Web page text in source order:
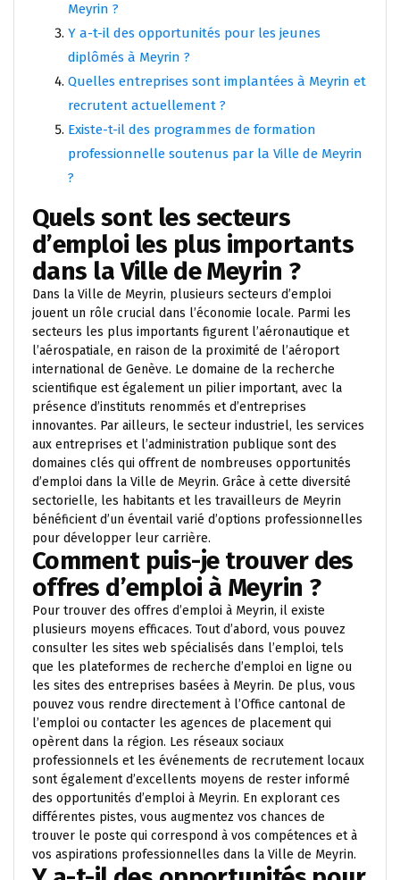
Meyrin ?
Y a-t-il des opportunités pour les jeunes
diplômés à Meyrin ?
Quelles entreprises sont implantées à Meyrin et
recrutent actuellement ?
Existe-t-il des programmes de formation
professionnelle soutenus par la Ville de Meyrin
?
Quels sont les secteurs
d’emploi les plus importants
dans la Ville de Meyrin ?
Dans la Ville de Meyrin, plusieurs secteurs d’emploi
jouent un rôle crucial dans l’économie locale. Parmi les
secteurs les plus importants figurent l’aéronautique et
l’aérospatiale, en raison de la proximité de l’aéroport
international de Genève. Le domaine de la recherche
scientifique est également un pilier important, avec la
présence d’instituts renommés et d’entreprises
innovantes. Par ailleurs, le secteur industriel, les services
aux entreprises et l’administration publique sont des
domaines clés qui offrent de nombreuses opportunités
d’emploi dans la Ville de Meyrin. Grâce à cette diversité
sectorielle, les habitants et les travailleurs de Meyrin
bénéficient d’un éventail varié d’options professionnelles
pour développer leur carrière.
Comment puis-je trouver des
offres d’emploi à Meyrin ?
Pour trouver des offres d’emploi à Meyrin, il existe
plusieurs moyens efficaces. Tout d’abord, vous pouvez
consulter les sites web spécialisés dans l’emploi, tels
que les plateformes de recherche d’emploi en ligne ou
les sites des entreprises basées à Meyrin. De plus, vous
pouvez vous rendre directement à l’Office cantonal de
l’emploi ou contacter les agences de placement qui
opèrent dans la région. Les réseaux sociaux
professionnels et les événements de recrutement locaux
sont également d’excellents moyens de rester informé
des opportunités d’emploi à Meyrin. En explorant ces
différentes pistes, vous augmentez vos chances de
trouver le poste qui correspond à vos compétences et à
vos aspirations professionnelles dans la Ville de Meyrin.